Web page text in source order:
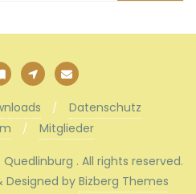
Datenschutz
Mitglieder
. All rights reserved.
Designed by Bizberg Themes